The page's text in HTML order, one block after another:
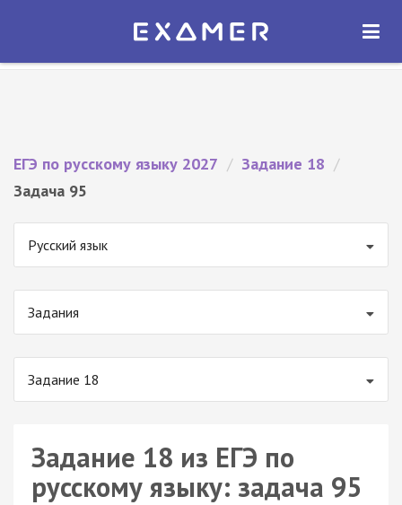
Экзамер — ЕГЭ 2027
ОТКРЫТЬ
ЕГЭ по русскому языку 2027 / Задание 18 /
Задача 95
Русский язык
Задания
Задание 18
Задание 18 из ЕГЭ по
русскому языку: задача 95